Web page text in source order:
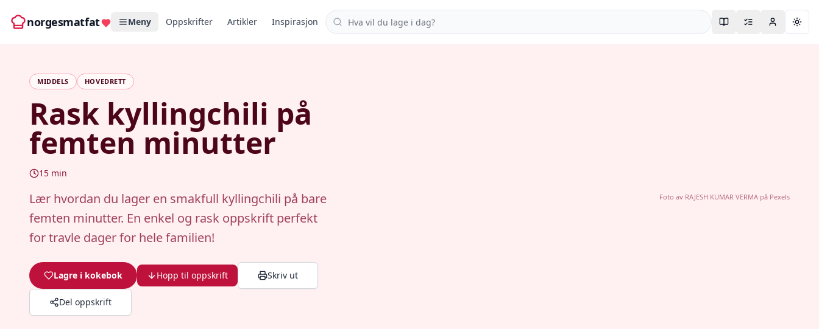
norgesmatfat Meny Oppskrifter Artikler Inspirasjon Søk i oppskrifter
MIDDELS HOVEDRETT
Rask kyllingchili på
femten minutter
15 min
Lær hvordan du lager en smakfull kyllingchili på bare
femten minutter. En enkel og rask oppskrift perfekt
for travle dager for hele familien!
Lagre i kokebok Hopp til oppskrift Skriv ut
Del oppskrift
Foto av RAJESH KUMAR VERMApå Pexels